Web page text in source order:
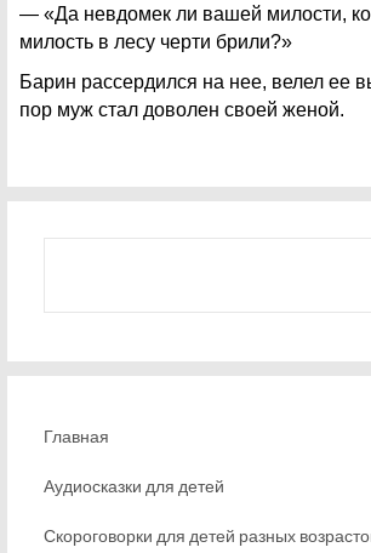
— «Да невдомек ли вашей милости,
милость в лесу черти брили?»
Барин рассердился на нее, велел ее
пор муж стал доволен своей женой.
Главная
Аудиосказки для детей
Скороговорки для детей разных